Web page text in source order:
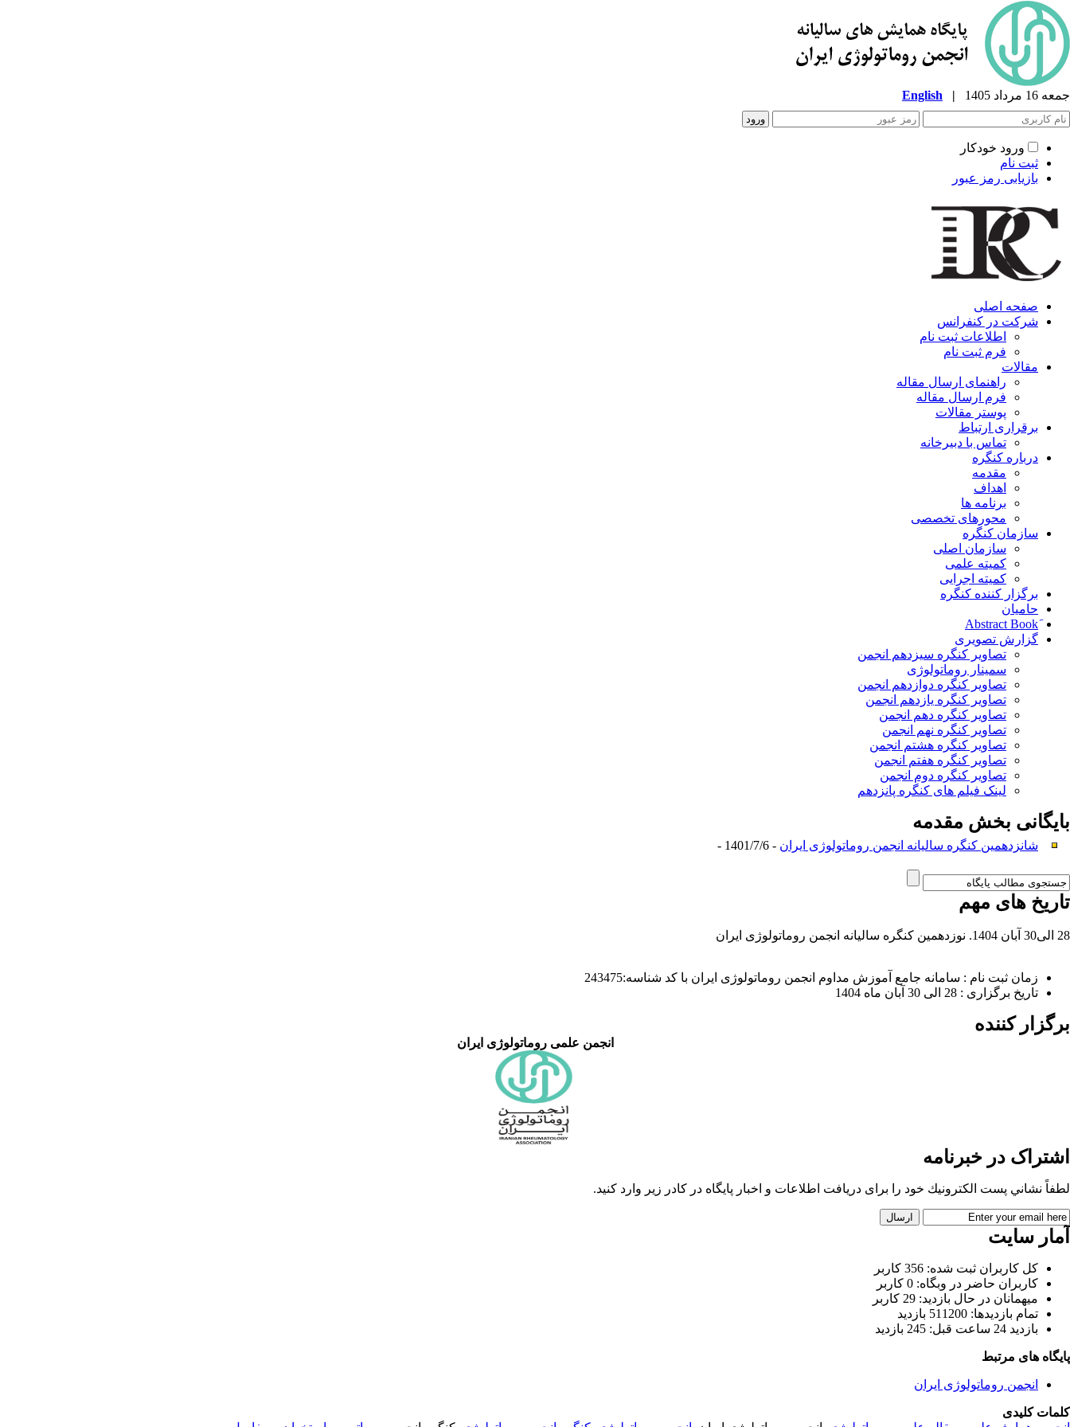
جمعه 16 مرداد 1405 |
English
ورود خودکار
ثبت نام
بازیابی رمز عبور
صفحه اصلی
شرکت در کنفرانس
اطلاعات ثبت نام
فرم ثبت نام
مقالات
راهنمای ارسال مقاله
فرم ارسال مقاله
پوستر مقالات
برقراری ارتباط
تماس با دبیرخانه
درباره کنگره
مقدمه
اهداف
برنامه ها
محورهای تخصصی
سازمان کنگره
سازمان اصلی
کمیته علمی
کمیته اجرایی
برگزار کننده کنگره
حامیان
گزارش تصویری
تصاویر کنگره سیزدهم انجمن
سمینار روماتولوژی
تصاویر کنگره دوازدهم انجمن
تصاویر کنگره یازدهم انجمن
تصاویر کنگره دهم انجمن
تصاویر کنگره نهم انجمن
تصاویر کنگره هشتم انجمن
تصاویر کنگره هفتم انجمن
تصاویر کنگره دوم انجمن
لینک فیلم های کنگره پانزدهم
بایگانی بخش مقدمه
شانزدهمین کنگره سالیانه انجمن روماتولوژی ایران - 1401/7/6 -
تاریخ های مهم
28 الی30 آبان 1404. نوزدهمین کنگره سالیانه انجمن روماتولوژی ایران
زمان ثبت نام : سامانه جامع آموزش مداوم انجمن روماتولوژی ایران با کد شناسه:243475
تاریخ برگزاری : 28 الی 30 آبان ماه 1404
برگزار کننده
انجمن علمی روماتولوژی ایران
اشتراک در خبرنامه
لطفاً نشاني پست الكترونيك خود را برای دريافت اطلاعات و اخبار پايگاه در كادر زير وارد كنيد.
آمار سایت
كل کاربران ثبت شده: 356 کاربر
کاربران حاضر در وبگاه: 0 کاربر
ميهمانان در حال بازديد: 29 کاربر
تمام بازديد‌ها: 511200 بازدید
بازديد 24 ساعت قبل: 245 بازدید
پایگاه های مرتبط
انجمن روماتولوژی ایران
کلمات کلیدی